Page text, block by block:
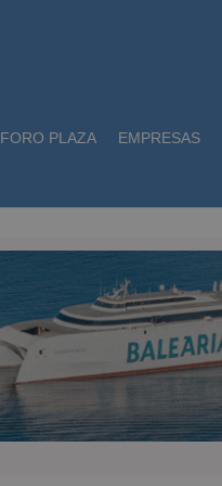
FORO PLAZA EMPRESAS